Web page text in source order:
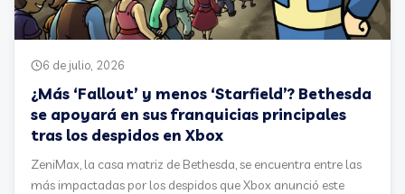
6 de julio, 2026
¿Más ‘Fallout’ y menos ‘Starfield’? Bethesda
se apoyará en sus franquicias principales
tras los despidos en Xbox
ZeniMax, la casa matriz de Bethesda, se encuentra entre las
más impactadas por los despidos que Xbox anunció este